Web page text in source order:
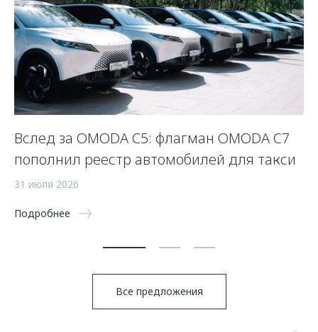
Вслед за OMODA C5: флагман OMODA C7
пополнил реестр автомобилей для такси
31 июля 2026
Подробнее
Все предложения